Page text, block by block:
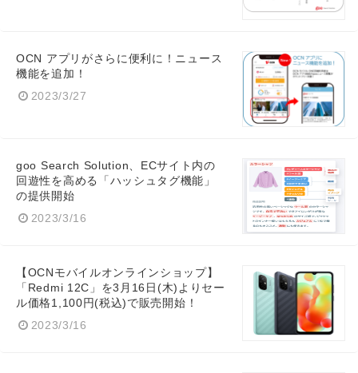
OCN アプリがさらに便利に！ニュース
機能を追加！
2023/3/27
goo Search Solution、ECサイト内の
回遊性を高める「ハッシュタグ機能」
の提供開始
2023/3/16
【OCNモバイルオンラインショップ】
「Redmi 12C」を3月16日(木)よりセー
ル価格1,100円(税込)で販売開始！
2023/3/16